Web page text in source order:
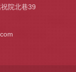
院北巷39